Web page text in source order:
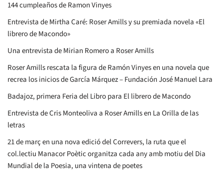
144 cumpleaños de Ramon Vinyes
Entrevista de Mirtha Caré: Roser Amills y su premiada novela «El
librero de Macondo»
Una entrevista de Mirian Romero a Roser Amills
Roser Amills rescata la figura de Ramón Vinyes en una novela que
recrea los inicios de García Márquez – Fundación José Manuel Lara
Badajoz, primera Feria del Libro para El librero de Macondo
Entrevista de Cris Monteoliva a Roser Amills en La Orilla de las
letras
21 de març en una nova edició del Correvers, la ruta que el
col.lectiu Manacor Poètic organitza cada any amb motiu del Dia
Mundial de la Poesia, una vintena de poetes